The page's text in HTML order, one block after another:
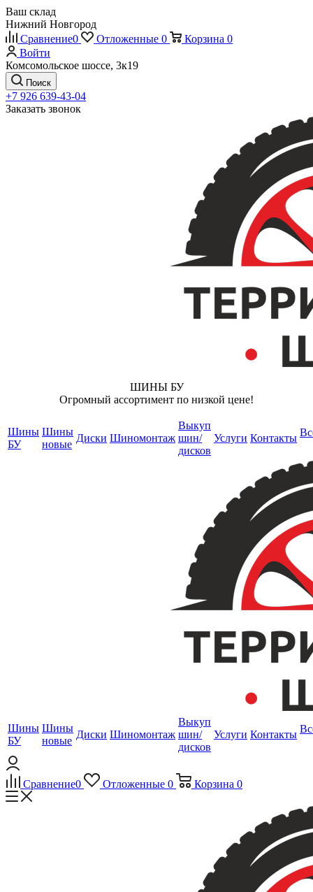
Ваш склад
Нижний Новгород
Сравнение0 Отложенные 0 Корзина 0
Войти
Комсомольское шоссе, 3к19
Поиск
+7 926 639-43-04
Заказать звонок
ШИНЫ БУ
Огромный ассортимент по низкой цене!
Шины
БУ
Шины
новые
Диски Шиномонтаж
Выкуп
шин/
дисков
Услуги Контакты
Шины
БУ
Шины
новые
Диски Шиномонтаж
Выкуп
шин/
дисков
Услуги Контакты
Сравнение0 Отложенные 0 Корзина 0